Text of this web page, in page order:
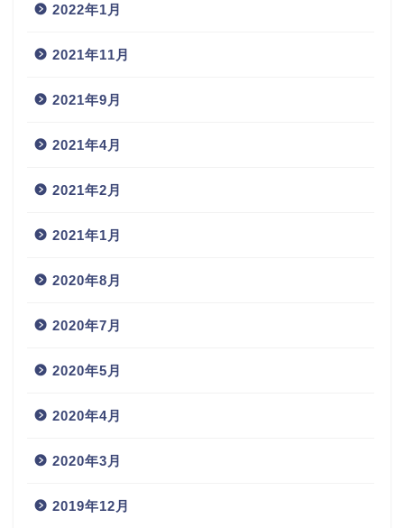
2022年1月
2021年11月
2021年9月
2021年4月
2021年2月
2021年1月
2020年8月
2020年7月
2020年5月
2020年4月
2020年3月
2019年12月